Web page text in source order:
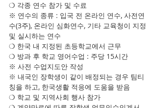
❍ 각종 연수 참가 및 수료
※ 연수의 종류 : 입국 전 온라인 연수, 사전연
수(3주), 온라인 심화연수, 기타 교육청이 지정
및 실시하는 연수
❍ 한국 내 지정된 초등학교에서 근무
❍ 방과 후 학교 영어수업 : 주당 15시간
※ 사전 수업지도안 작성
※ 내국인 장학생이 같이 배정되는 경우 팀티
칭을 하고, 한국생활 적응에 도움을 받음
❍ 학교 및 지역사회 행사 참가